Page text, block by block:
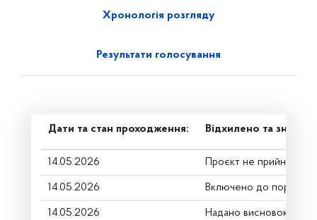
Хронологія розгляду
Результати голосування
Дати та стан проходження: Відхилено та знято з
14.05.2026 Проєкт не прийнято
14.05.2026 Включено до порядку
14.05.2026 Надано висновок